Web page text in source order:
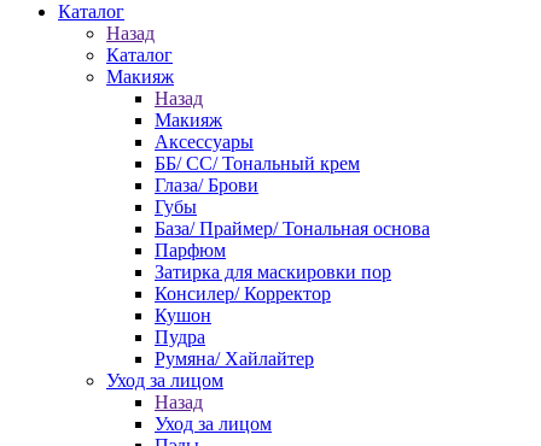
Каталог
Назад
Каталог
Макияж
Назад
Макияж
Аксессуары
ББ/ СС/ Тональный крем
Глаза/ Брови
Губы
База/ Праймер/ Тональная основа
Парфюм
Затирка для маскировки пор
Консилер/ Корректор
Кушон
Пудра
Румяна/ Хайлайтер
Уход за лицом
Назад
Уход за лицом